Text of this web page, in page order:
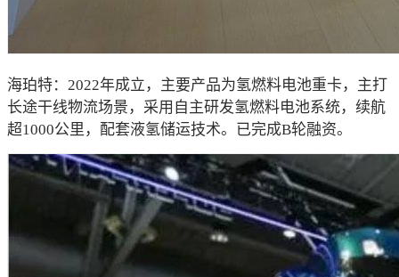
海珀特：2022年成立，主要产品为氢燃料电池重卡，主打
长途干线物流场景，采用自主研发氢燃料电池系统，续航
超1000公里，配套液氢储运技术。已完成B轮融资。